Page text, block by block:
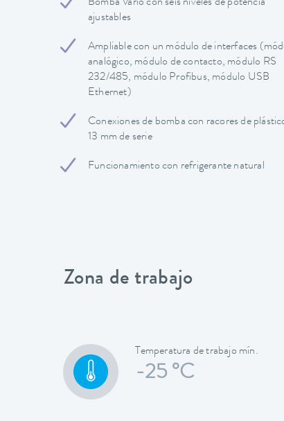
Bomba Vario con seis niveles de potencia
ajustables
Ampliable con un módulo de interfaces
analógico, módulo de contacto, módulo RS
232/485, módulo Profibus, módulo USB
Ethernet)
Conexiones de bomba con racores de
13 mm de serie
Funcionamiento con refrigerante natural
Zona de trabajo
Temperatura de trabajo mín.
-25 °C